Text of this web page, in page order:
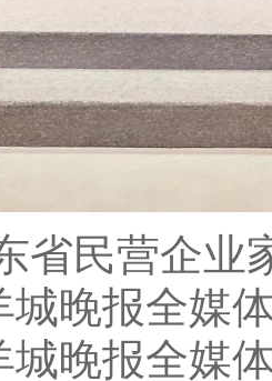
省民营企业
报全媒体
报全媒体